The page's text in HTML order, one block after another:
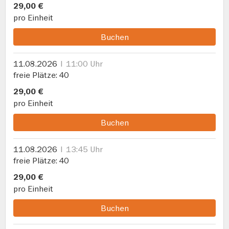
29,00 €
pro Einheit
Buchen
11.08.2026
11:00 Uhr
freie Plätze 40
29,00 €
pro Einheit
Buchen
11.08.2026
13:45 Uhr
freie Plätze 40
29,00 €
pro Einheit
Buchen